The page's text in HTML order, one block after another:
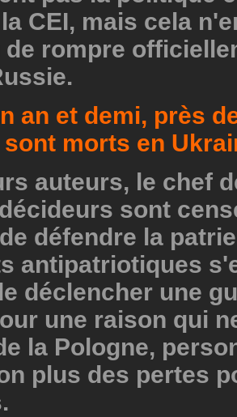
CEI, mais cela
de rompre
an et demi, près
morts en
auteurs, le chef
sont
défendre la
antipatriotiques
déclencher une
une raison qui
la Pologne,
plus des pertes